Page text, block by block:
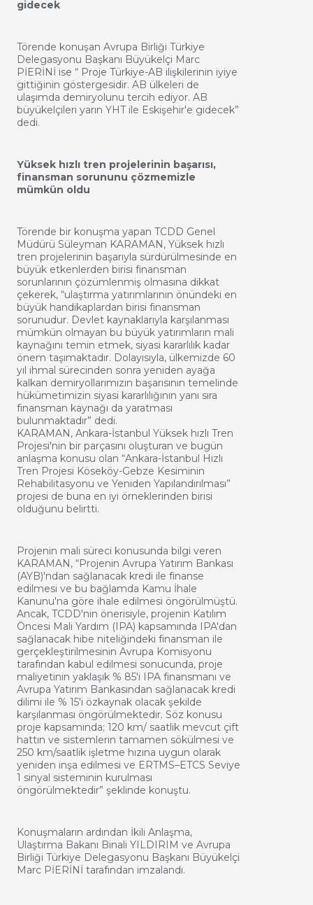
gidecek
Törende konuşan Avrupa Birliği Türkiye
Delegasyonu Başkanı Büyükelçi Marc
PİERİNİ ise “ Proje Türkiye-AB ilişkilerinin iyiye
gittiğinin göstergesidir. AB ülkeleri de
ulaşımda demiryolunu tercih ediyor. AB
büyükelçileri yarın YHT ile Eskişehir'e gidecek”
dedi.
Yüksek hızlı tren projelerinin başarısı,
finansman sorununu çözmemizle
mümkün oldu
Törende bir konuşma yapan TCDD Genel
Müdürü Süleyman KARAMAN, Yüksek hızlı
tren projelerinin başarıyla sürdürülmesinde en
büyük etkenlerden birisi finansman
sorunlarının çözümlenmiş olmasına dikkat
çekerek, “ulaştırma yatırımlarının önündeki en
büyük handikaplardan birisi finansman
sorunudur. Devlet kaynaklarıyla karşılanması
mümkün olmayan bu büyük yatırımların mali
kaynağını temin etmek, siyasi kararlılık kadar
önem taşımaktadır. Dolayısıyla, ülkemizde 60
yıl ihmal sürecinden sonra yeniden ayağa
kalkan demiryollarımızın başarısının temelinde
hükümetimizin siyasi kararlılığının yanı sıra
finansman kaynağı da yaratması
bulunmaktadır” dedi.
KARAMAN, Ankara-İstanbul Yüksek hızlı Tren
Projesi'nin bir parçasını oluşturan ve bugün
anlaşma konusu olan “Ankara-İstanbul Hızlı
Tren Projesi Köseköy-Gebze Kesiminin
Rehabilitasyonu ve Yeniden Yapılandırılması”
projesi de buna en iyi örneklerinden birisi
olduğunu belirtti.
Projenin mali süreci konusunda bilgi veren
KARAMAN, “Projenin Avrupa Yatırım Bankası
(AYB)'ndan sağlanacak kredi ile finanse
edilmesi ve bu bağlamda Kamu İhale
Kanunu'na göre ihale edilmesi öngörülmüştü.
Ancak, TCDD'nin önerisiyle, projenin Katılım
Öncesi Mali Yardım (IPA) kapsamında IPA'dan
sağlanacak hibe niteliğindeki finansman ile
gerçekleştirilmesinin Avrupa Komisyonu
tarafından kabul edilmesi sonucunda, proje
maliyetinin yaklaşık % 85'i IPA finansmanı ve
Avrupa Yatırım Bankasından sağlanacak kredi
dilimi ile % 15'i özkaynak olacak şekilde
karşılanması öngörülmektedir. Söz konusu
proje kapsamında; 120 km/ saatlik mevcut çift
hattın ve sistemlerin tamamen sökülmesi ve
250 km/saatlik işletme hızına uygun olarak
yeniden inşa edilmesi ve ERTMS–ETCS Seviye
1 sinyal sisteminin kurulması
öngörülmektedir” şeklinde konuştu.
Konuşmaların ardından İkili Anlaşma,
Ulaştırma Bakanı Binali YILDIRIM ve Avrupa
Birliği Türkiye Delegasyonu Başkanı Büyükelçi
Marc PİERİNİ tarafından imzalandı.